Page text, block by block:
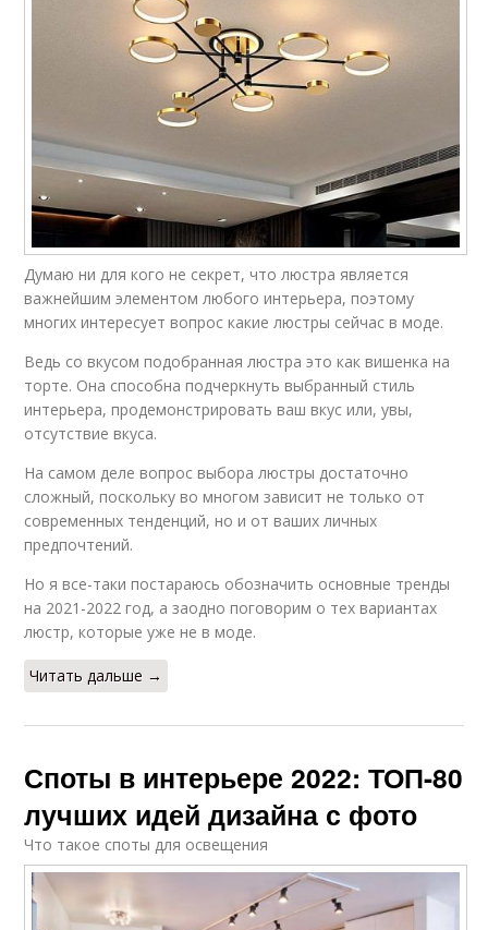
Думаю ни для кого не секрет, что люстра является
важнейшим элементом любого интерьера, поэтому
многих интересует вопрос какие люстры сейчас в моде.
Ведь со вкусом подобранная люстра это как вишенка на
торте. Она способна подчеркнуть выбранный стиль
интерьера, продемонстрировать ваш вкус или, увы,
отсутствие вкуса.
На самом деле вопрос выбора люстры достаточно
сложный, поскольку во многом зависит не только от
современных тенденций, но и от ваших личных
предпочтений.
Но я все-таки постараюсь обозначить основные тренды
на 2021-2022 год, а заодно поговорим о тех вариантах
люстр, которые уже не в моде.
Читать дальше →
Споты в интерьере 2022: ТОП-80
лучших идей дизайна с фото
Что такое споты для освещения